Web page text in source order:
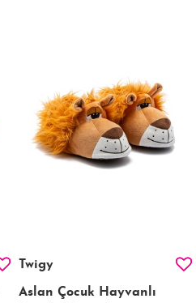
Twigy
Aslan Çocuk Hayvanlı